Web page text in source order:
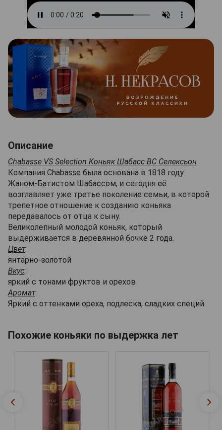
Описание
Chabasse VS Selection Коньяк Шабасс ВС Селексьон
Компания Chabasse была основана в 1818 году
Жаном-Батистом Шабассом, и сегодня её
возглавляет уже третье поколение семьи, в которой
трепетное отношение к созданию коньяка
передавалось от отца к сыну.
Великолепный молодой коньяк, который
выдерживается в деревянной бочке 2 года.
Цвет:
янтарно-золотой
Вкус:
яркий с тонами фруктов и орехов
Аромат:
Яркий с оттенками ореха, подлеска, сладких специй
Похожие коньяки по выдержка лет